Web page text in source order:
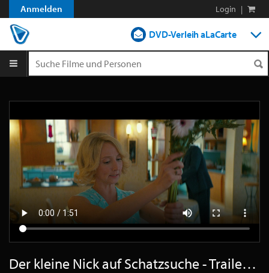
Anmelden Login |
DVD-Verleih aLaCarte
Blog
Der kleine Nick auf Schatzsuche - Trailer Deutsch HD